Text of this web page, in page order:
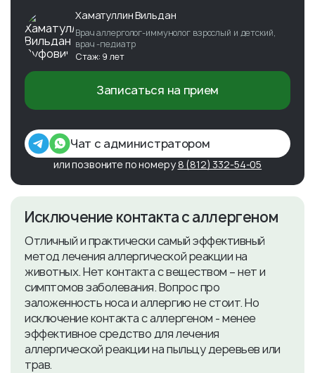
Хаматуллин Вильдан
Врач аллерголог-иммунолог взрослый и детский,
врач -педиатр
Стаж: 9 лет
Записаться на прием
Чат с администратором
или позвоните по номеру 8 (812) 332-54-05
​Исключение контакта с аллергеном
Отличный и практически самый эффективный
метод лечения аллергической реакции на
животных. Нет контакта с веществом – нет и
симптомов заболевания. Вопрос про
заложенность носа и аллергию не стоит. Но
исключение контакта с аллергеном - менее
эффективное средство для лечения
аллергической реакции на пыльцу деревьев или
трав.